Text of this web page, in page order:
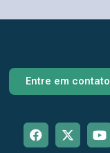
Entre em contato